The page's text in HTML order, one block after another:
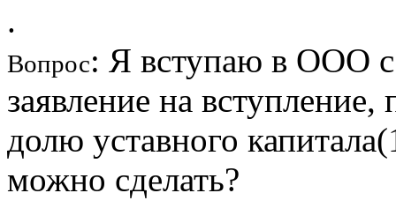
.
Вопрос: Я вступаю в ООО с
заявление на
долю уставного
можно сделать?